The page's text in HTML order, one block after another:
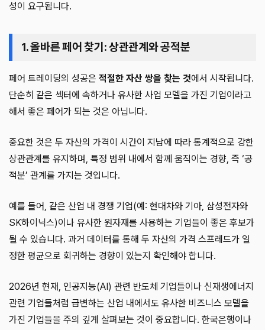
성이 요구됩니다.
1. 올바른 페어 찾기: 상관관계와 공적분
페어 트레이딩의 성공은 적절한 자산 쌍을 찾는 것에서 시작됩니다.
단순히 같은 섹터에 속하거나 유사한 사업 모델을 가진 기업이라고
해서 좋은 페어가 되는 것은 아닙니다.
중요한 것은 두 자산의 가격이 시간이 지남에 따라 통계적으로 강한
상관관계를 유지하며, 특정 범위 내에서 함께 움직이는 경향, 즉 ‘공
적분’ 관계를 가지는 것입니다.
예를 들어, 같은 산업 내 경쟁 기업(예: 현대차와 기아, 삼성전자와
SK하이닉스)이나 유사한 원자재를 사용하는 기업들이 좋은 후보가
될 수 있습니다. 과거 데이터를 통해 두 자산의 가격 스프레드가 일
정한 평균으로 회귀하는 경향이 있는지 확인해야 합니다.
2026년 현재, 인공지능(AI) 관련 반도체 기업들이나 신재생에너지
관련 기업들처럼 급변하는 산업 내에서도 유사한 비즈니스 모델을
가진 기업들을 주의 깊게 살펴보는 것이 중요합니다. 한국은행이나